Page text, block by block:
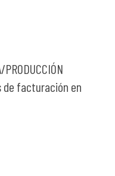
PRODUCCIÓN
de facturación en